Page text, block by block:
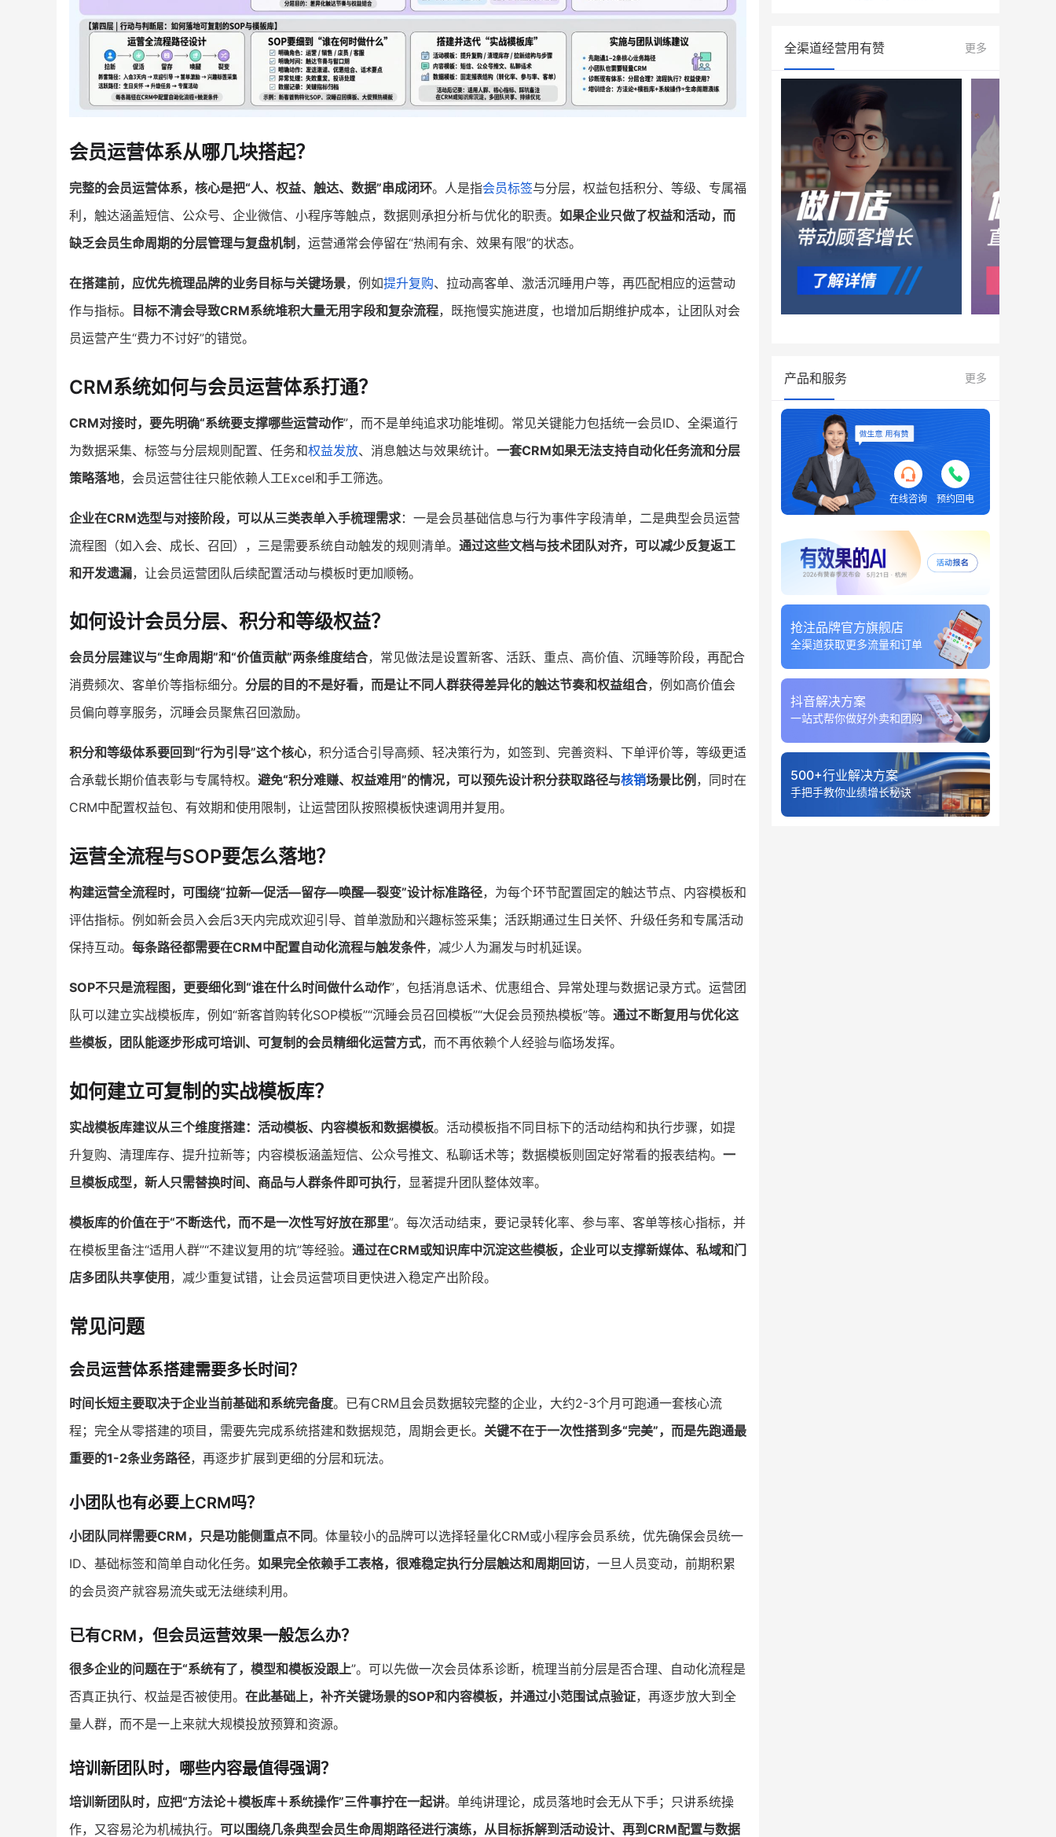
会员运营体系从哪几块搭起？
完整的会员运营体系，核心是把“人、权益、触达、数据”串成闭环。人是指会员标签与分层，权益包括积分、等级、专属福
利，触达涵盖短信、公众号、企业微信、小程序等触点，数据则承担分析与优化的职责。 如果企业只做了权益和活动，而
缺乏会员生命周期的分层管理与复盘机制 ，运营通常会停留在“热闹有余、效果有限”的状态。
在搭建前，应优先梳理品牌的业务目标与关键场景，例如提升复购、拉动高客单、激活沉睡用户等，再匹配相应的运营动
作与指标。 目标不清会导致CRM系统堆积大量无用字段和复杂流程，既拖慢实施进度，也增加后期维护成本，让团队对会
员运营产生“费力不讨好”的错觉。
CRM系统如何与会员运营体系打通？
CRM对接时，要先明确“系统要支撑哪些运营动作”，而不是单纯追求功能堆砌。常见关键能力包括统一会员ID、全渠道行
为数据采集、标签与分层规则配置、任务和权益发放、消息触达与效果统计。 一套CRM如果无法支持自动化任务流和分层
策略落地，会员运营往往只能依赖人工Excel和手工筛选。
企业在CRM选型与对接阶段，可以从三类表单入手梳理需求：一是会员基础信息与行为事件字段清单，二是典型会员运营
流程图（如入会、成长、召回），三是需要系统自动触发的规则清单。 通过这些文档与技术团队对齐，可以减少反复返工
和开发遗漏，让会员运营团队后续配置活动与模板时更加顺畅。
如何设计会员分层、积分和等级权益？
会员分层建议与“生命周期”和“价值贡献”两条维度结合，常见做法是设置新客、活跃、重点、高价值、沉睡等阶段，再配合
消费频次、客单价等指标细分。 分层的目的不是好看，而是让不同人群获得差异化的触达节奏和权益组合，例如高价值会
员偏向尊享服务，沉睡会员聚焦召回激励。
积分和等级体系要回到“行为引导”这个核心，积分适合引导高频、轻决策行为，如签到、完善资料、下单评价等，等级更适
合承载长期价值表彰与专属特权。 避免“积分难赚、权益难用”的情况，可以预先设计积分获取路径与核销场景比例 ，同时在
CRM中配置权益包、有效期和使用限制，让运营团队按照模板快速调用并复用。
运营全流程与SOP要怎么落地？
构建运营全流程时，可围绕“拉新—促活—留存—唤醒—裂变”设计标准路径，为每个环节配置固定的触达节点、内容模板和
评估指标。例如新会员入会后3天内完成欢迎引导、首单激励和兴趣标签采集；活跃期通过生日关怀、升级任务和专属活动
保持互动。 每条路径都需要在CRM中配置自动化流程与触发条件，减少人为漏发与时机延误。
SOP不只是流程图，更要细化到“谁在什么时间做什么动作”，包括消息话术、优惠组合、异常处理与数据记录方式。运营团
队可以建立实战模板库，例如“新客首购转化SOP模板”“沉睡会员召回模板”“大促会员预热模板”等。 通过不断复用与优化这
些模板，团队能逐步形成可培训、可复制的会员精细化运营方式，而不再依赖个人经验与临场发挥。
如何建立可复制的实战模板库？
实战模板库建议从三个维度搭建：活动模板、内容模板和数据模板。活动模板指不同目标下的活动结构和执行步骤，如提
升复购、清理库存、提升拉新等；内容模板涵盖短信、公众号推文、私聊话术等；数据模板则固定好常看的报表结构。 一
旦模板成型，新人只需替换时间、商品与人群条件即可执行，显著提升团队整体效率。
模板库的价值在于“不断迭代，而不是一次性写好放在那里”。每次活动结束，要记录转化率、参与率、客单等核心指标，并
在模板里备注“适用人群”“不建议复用的坑”等经验。 通过在CRM或知识库中沉淀这些模板，企业可以支撑新媒体、私域和门
店多团队共享使用 ，减少重复试错，让会员运营项目更快进入稳定产出阶段。
常见问题
会员运营体系搭建需要多长时间？
时间长短主要取决于企业当前基础和系统完备度。已有CRM且会员数据较完整的企业，大约2-3个月可跑通一套核心流
程；完全从零搭建的项目，需要先完成系统搭建和数据规范，周期会更长。 关键不在于一次性搭到多“完美”，而是先跑通最
重要的1-2条业务路径，再逐步扩展到更细的分层和玩法。
小团队也有必要上CRM吗？
小团队同样需要CRM，只是功能侧重点不同。体量较小的品牌可以选择轻量化CRM或小程序会员系统，优先确保会员统一
ID、基础标签和简单自动化任务。 如果完全依赖手工表格，很难稳定执行分层触达和周期回访，一旦人员变动，前期积累
的会员资产就容易流失或无法继续利用。
已有CRM，但会员运营效果一般怎么办？
很多企业的问题在于“系统有了，模型和模板没跟上”。可以先做一次会员体系诊断，梳理当前分层是否合理、自动化流程是
否真正执行、权益是否被使用。 在此基础上，补齐关键场景的SOP和内容模板，并通过小范围试点验证，再逐步放大到全
量人群，而不是一上来就大规模投放预算和资源。
培训新团队时，哪些内容最值得强调？
培训新团队时，应把“方法论＋模板库＋系统操作”三件事拧在一起讲。单纯讲理论，成员落地时会无从下手；只讲系统操
作，又容易沦为机械执行。 可以围绕几条典型会员生命周期路径进行演练，从目标拆解到活动设计、再到CRM配置与数据
全渠道经营用有赞 更多
产品和服务 更多
在线咨询 预约回电
抢注品牌官方旗舰店
全渠道获取更多流量和订单
抖音解决方案
一站式帮你做好外卖和团购
500+行业解决方案
手把手教你业绩增长秘诀